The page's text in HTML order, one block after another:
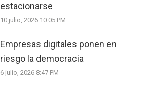
estacionarse
10 julio, 2026 10:05 PM
Empresas digitales ponen en
riesgo la democracia
6 julio, 2026 8:47 PM